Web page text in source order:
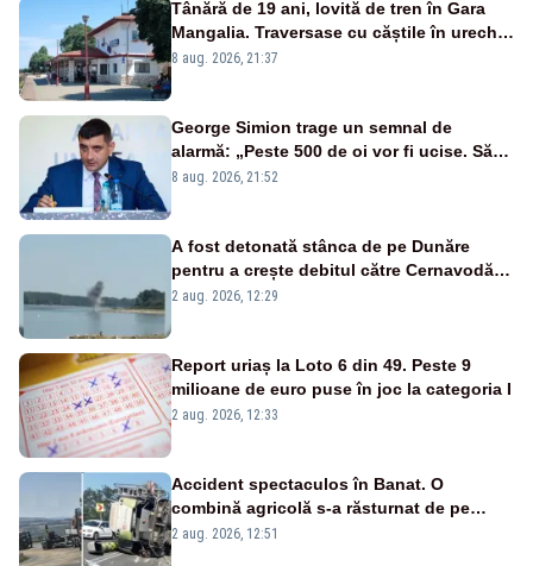
Tânără de 19 ani, lovită de tren în Gara
Mangalia. Traversase cu căștile în urechi
liniile printr-un loc nepermis
8 aug. 2026, 21:37
George Simion trage un semnal de
alarmă: „Peste 500 de oi vor fi ucise. Să
vedem dacă ciobanii vor fi despăgubiți”
8 aug. 2026, 21:52
A fost detonată stânca de pe Dunăre
pentru a crește debitul către Cernavodă –
VIDEO
2 aug. 2026, 12:29
Report uriaș la Loto 6 din 49. Peste 9
milioane de euro puse în joc la categoria I
2 aug. 2026, 12:33
Accident spectaculos în Banat. O
combină agricolă s-a răsturnat de pe
remorcă în mijlocul șoselei
2 aug. 2026, 12:51